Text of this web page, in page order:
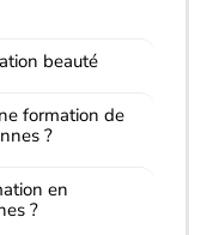
beauté
formation de
?
en
?